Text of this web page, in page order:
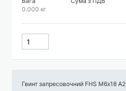
0.000 кг
Гвинт запресовочний FHS М6х18 А2